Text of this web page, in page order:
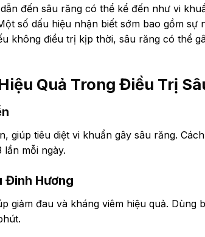
đến sâu răng có thể kể đến như vi
số dấu hiệu nhận biết sớm bao gồm sự
không điều trị kịp thời, sâu răng có thể
Quả Trong Điều Trị
giúp tiêu diệt vi khuẩn gây sâu răng.
lần mỗi ngày.
Đinh Hương
giảm đau và kháng viêm hiệu quả. Dùng